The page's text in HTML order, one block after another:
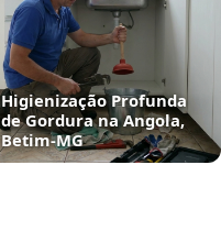
Higienização Profunda
de Gordura na Angola,
Betim‑MG